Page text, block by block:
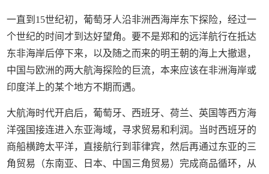
一直到15世纪初，葡萄牙人沿非洲西海岸东下探险，经过一
个世纪的时间才到达好望角。要不是郑和的远洋航行在抵达
东非海岸后停下来，以及随之而来的明王朝的海上大撤退，
中国与欧洲的两大航海探险的巨流，本来应该在非洲海岸或
印度洋上的某个地方不期而遇。
大航海时代开启后，葡萄牙、西班牙、荷兰、英国等西方海
洋强国接连进入东亚海域，寻求贸易和利润。当时西班牙的
商船横跨太平洋，直接航行到菲律宾，然后再通过东亚的三
角贸易（东南亚、日本、中国三角贸易）完成商品循环，从